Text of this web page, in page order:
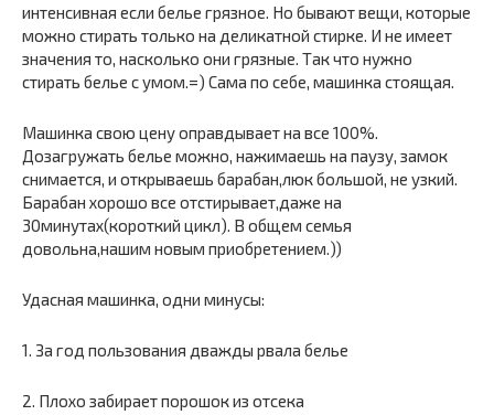
интенсивная если белье грязное. Но бывают вещи, которые
можно стирать только на деликатной стирке. И не имеет
значения то, насколько они грязные. Так что нужно
стирать белье с умом.=) Сама по себе, машинка стоящая.
Машинка свою цену оправдывает на все 100%.
Дозагружать белье можно, нажимаешь на паузу, замок
снимается, и открываешь барабан,люк большой, не узкий.
Барабан хорошо все отстирывает,даже на
30минутах(короткий цикл). В общем семья
довольна,нашим новым приобретением.))
Удасная машинка, одни минусы:
1. За год пользования дважды рвала белье
2. Плохо забирает порошок из отсека